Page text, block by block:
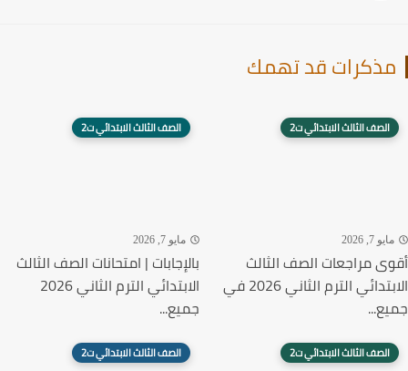
قد تهمك
الصف الثالث الابتدائي ت2
7, 2026
مراجعات الصف الثالث
الابتدائي الترم الثاني 2026 في
الصف الثالث الابتدائي ت2
مايو 7, 2026
بالإجابات | امتحانات الصف الثالث
الابتدائي الترم الثاني 2026
جميع...
الصف الثالث الابتدائي ت2 الصف الثالث الابتدائي ت2